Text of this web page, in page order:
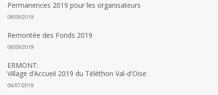
Permanences 2019 pour les organisateurs
08/09/2019
Remontée des Fonds 2019
08/09/2019
ERMONT:
Village d’Accueil 2019 du Téléthon Val-d'Oise
06/07/2019